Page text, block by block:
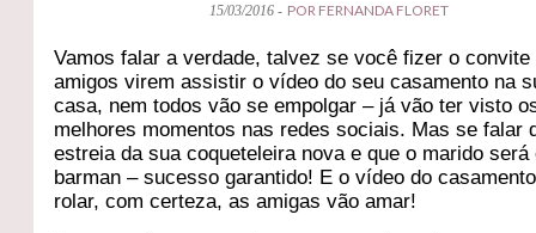
15/03/2016 - POR FERNANDA FLORET
Vamos falar a verdade, talvez se você fizer o convite
amigos virem assistir o vídeo do seu casamento na
casa, nem todos vão se empolgar – já vão ter visto
melhores momentos nas redes sociais. Mas se falar
estreia da sua coqueteleira nova e que o marido será
barman – sucesso garantido! E o vídeo do
rolar, com certeza, as amigas vão amar!